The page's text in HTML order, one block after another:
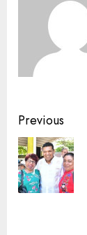
Previous